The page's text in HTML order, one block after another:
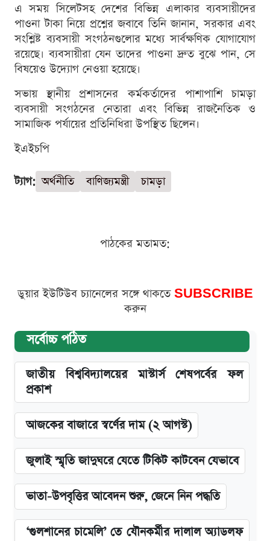
এ সময় সিলেটসহ দেশের বিভিন্ন এলাকার ব্যবসায়ীদের
পাওনা টাকা নিয়ে প্রশ্নের জবাবে তিনি জানান, সরকার এবং
সংশ্লিষ্ট ব্যবসায়ী সংগঠনগুলোর মধ্যে সার্বক্ষণিক যোগাযোগ
রয়েছে। ব্যবসায়ীরা যেন তাদের পাওনা দ্রুত বুঝে পান, সে
বিষয়েও উদ্যোগ নেওয়া হয়েছে।
সভায় স্থানীয় প্রশাসনের কর্মকর্তাদের পাশাপাশি চামড়া
ব্যবসায়ী সংগঠনের নেতারা এবং বিভিন্ন রাজনৈতিক ও
সামাজিক পর্যায়ের প্রতিনিধিরা উপস্থিত ছিলেন।
ইএইচপি
ট্যাগ: অর্থনীতি বাণিজ্যমন্ত্রী চামড়া
পাঠকের মতামত:
ডুয়ার ইউটিউব চ্যানেলের সঙ্গে থাকতে SUBSCRIBE
করুন
সর্বোচ্চ পঠিত
জাতীয় বিশ্ববিদ্যালয়ের মাস্টার্স শেষপর্বের ফল
প্রকাশ
আজকের বাজারে স্বর্ণের দাম (২ আগস্ট)
জুলাই স্মৃতি জাদুঘরে যেতে টিকিট কাটবেন যেভাবে
ভাতা-উপবৃত্তির আবেদন শুরু, জেনে নিন পদ্ধতি
‘গুলশানের চামেলি’ তে যৌনকর্মীর দালাল অ্যাডলফ